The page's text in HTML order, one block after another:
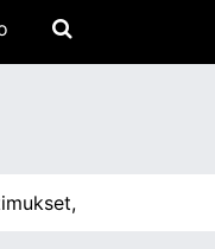
Latausprosessi,